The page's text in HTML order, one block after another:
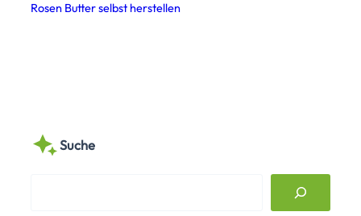
Rosen Butter selbst herstellen
Suche